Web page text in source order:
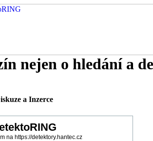
nejen o hledání a
a Inzerce
na https://detektory.hantec.cz